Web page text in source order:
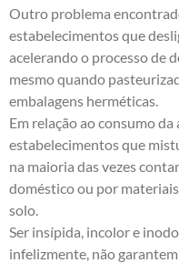
Outro problema
estabelecimentos que
acelerando o processo de
mesmo quando
embalagens herméticas.
Em relação ao consumo
estabelecimentos que
na maioria das vezes
doméstico ou por
solo.
Ser insípida, incolor e
infelizmente, não